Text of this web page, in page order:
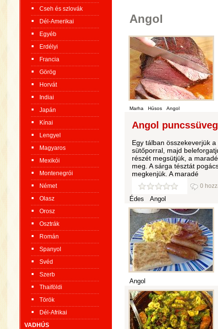
Cseh és szlovák
Dél-Amerikai
Egyéb
Erdélyi
Francia
Görög
Horvát
Indiai
Japán
Kínai
Lengyel
Magyaros
Mexikói
Montenegrói
Német
Olasz
Orosz
Osztrák
Román
Spanyol
Svéd
Szerb
Thaiföldi
Török
Dél-Afrikai
VADHÚS
Angol
Marha Húsos Angol
Angol puncssüveg
Egy tálban összekeverjük
sütőporral, majd
részét megsütjük, a
meg. A sárga tésztát
megkenjük. A maradé
0
Édes
Angol
Angol